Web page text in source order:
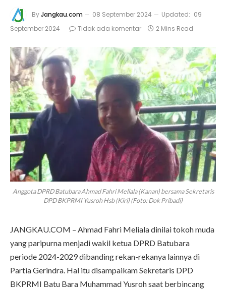
ByJangkau.com 08 September 2024 Updated: 09
September 2024
Tidak ada komentar 2 Mins Read
Anggota DPRD Batubara Ahmad Fahri Meliala (Kanan) bersama Sekretaris
DPD BKPRMI Yusroh Hsb (Kiri) (Foto: Dok Pribadi)
JANGKAU.COM – Ahmad Fahri Meliala dinilai tokoh muda
yang paripurna menjadi wakil ketua DPRD Batubara
periode 2024-2029 dibanding rekan-rekanya lainnya di
Partia Gerindra. Hal itu disampaikam Sekretaris DPD
BKPRMI Batu Bara Muhammad Yusroh saat berbincang